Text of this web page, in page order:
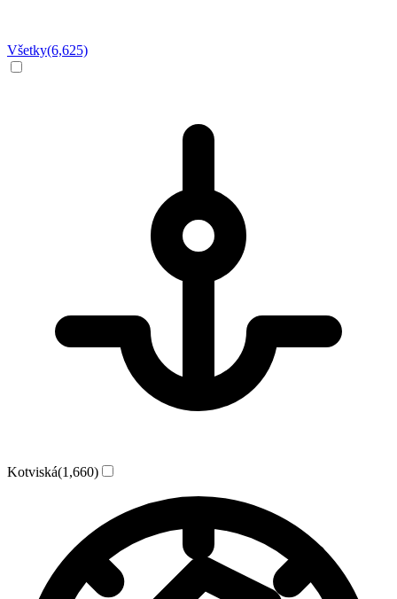
Všetky(6,625)
Kotviská(1,660)